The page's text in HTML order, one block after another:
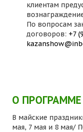
клиентам
По вопросам
договоров: +7
О ПРОГРАММЕ
В майские
мая, 7 мая и 8 мая/